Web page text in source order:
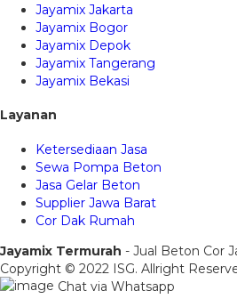
Jayamix Jakarta
Jayamix Bogor
Jayamix Depok
Jayamix Tangerang
Jayamix Bekasi
Layanan
Ketersediaan Jasa
Sewa Pompa Beton
Jasa Gelar Beton
Supplier Jawa Barat
Cor Dak Rumah
Jayamix Termurah - Jual Beton Cor
Copyright © 2022 ISG. Allright
Chat via Whatsapp